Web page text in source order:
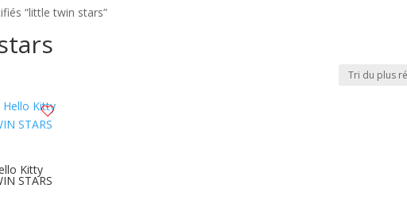
“little twin stars”
Kitty
STARS